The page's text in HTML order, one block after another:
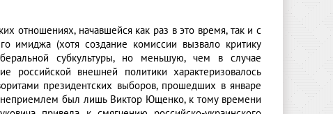
отношениях, начавшейся как раз в это время, так и с
имиджа (хотя создание комиссии вызвало критику
субкультуры, но меньшую, чем в случае
российской внешней политики характеризовалось
президентских выборов, прошедших в январе
был лишь Виктор Ющенко, к тому времени